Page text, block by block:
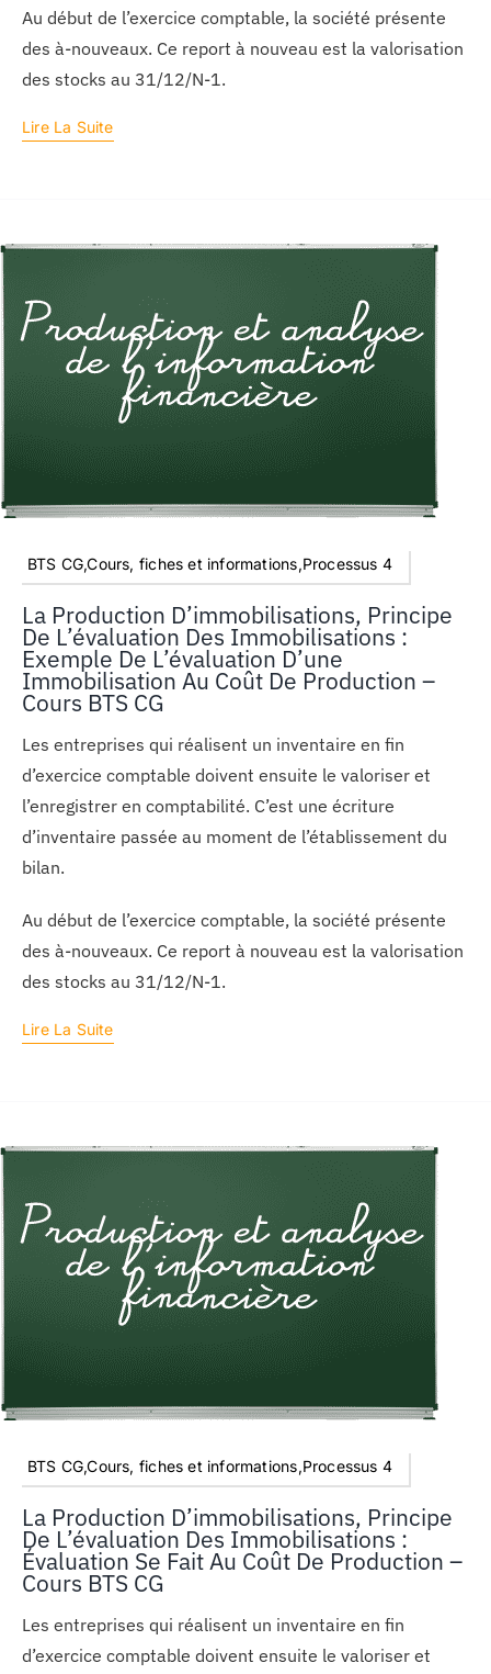
Au début de l’exercice comptable, la société présente
des à-nouveaux. Ce report à nouveau est la valorisation
des stocks au 31/12/N-1.
Lire La Suite
BTS CG,Cours, fiches et informations,Processus 4
La Production D’immobilisations, Principe
De L’évaluation Des Immobilisations :
Exemple De L’évaluation D’une
Immobilisation Au Coût De Production –
Cours BTS CG
Les entreprises qui réalisent un inventaire en fin
d’exercice comptable doivent ensuite le valoriser et
l’enregistrer en comptabilité. C’est une écriture
d’inventaire passée au moment de l’établissement du
bilan.
Au début de l’exercice comptable, la société présente
des à-nouveaux. Ce report à nouveau est la valorisation
des stocks au 31/12/N-1.
Lire La Suite
BTS CG,Cours, fiches et informations,Processus 4
La Production D’immobilisations, Principe
De L’évaluation Des Immobilisations :
Évaluation Se Fait Au Coût De Production –
Cours BTS CG
Les entreprises qui réalisent un inventaire en fin
d’exercice comptable doivent ensuite le valoriser et